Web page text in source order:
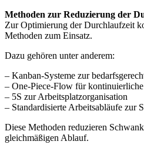
Methoden zur Reduzierung der
Zur Optimierung der Durchlaufzeit
Methoden zum Einsatz.
Dazu gehören unter anderem:
– Kanban-Systeme zur
– One-Piece-Flow für
– 5S zur Arbeitsplatzorganisation
– Standardisierte Arbeitsabläufe zur
Diese Methoden reduzieren
gleichmäßigen Ablauf.